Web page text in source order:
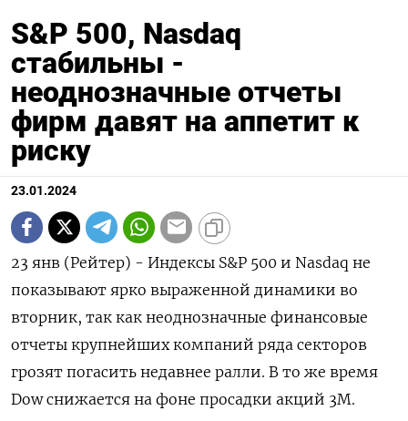
S&P 500, Nasdaq
стабильны -
неоднозначные отчеты
фирм давят на аппетит к
риску
23.01.2024
23 янв (Рейтер) - Индексы S&P 500 и Nasdaq не
показывают ярко выраженной динамики во
вторник, так как неоднозначные финансовые
отчеты крупнейших компаний ряда секторов
грозят погасить недавнее ралли. В то же время
Dow снижается на фоне просадки акций 3M.